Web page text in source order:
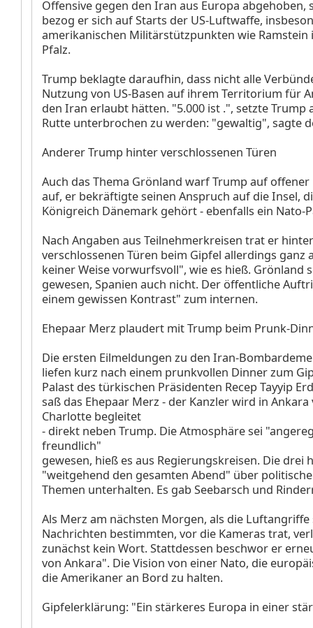
Offensive gegen den Iran aus Europa abgehoben,
bezog er sich auf Starts der US-Luftwaffe,
amerikanischen Militärstützpunkten wie Ramstein
Pfalz.
Trump beklagte daraufhin, dass nicht alle
Nutzung von US-Basen auf ihrem Territorium für
den Iran erlaubt hätten. "5.000 ist .", setzte Trump
Rutte unterbrochen zu werden: "gewaltig", sagte
Anderer Trump hinter verschlossenen Türen
Auch das Thema Grönland warf Trump auf
auf, er bekräftigte seinen Anspruch auf die Insel,
Königreich Dänemark gehört - ebenfalls ein Nato-
Nach Angaben aus Teilnehmerkreisen trat er hinter
verschlossenen Türen beim Gipfel allerdings ganz
keiner Weise vorwurfsvoll", wie es hieß. Grönland
gewesen, Spanien auch nicht. Der öffentliche
einem gewissen Kontrast" zum internen.
Ehepaar Merz plaudert mit Trump beim Prunk-
Die ersten Eilmeldungen zu den Iran-
liefen kurz nach einem prunkvollen Dinner zum
Palast des türkischen Präsidenten Recep Tayyip
saß das Ehepaar Merz - der Kanzler wird in Ankara
Charlotte begleitet
- direkt neben Trump. Die Atmosphäre sei
freundlich"
gewesen, hieß es aus Regierungskreisen. Die drei
"weitgehend den gesamten Abend" über
Themen unterhalten. Es gab Seebarsch und
Als Merz am nächsten Morgen, als die Luftangriffe
Nachrichten bestimmten, vor die Kameras trat,
zunächst kein Wort. Stattdessen beschwor er
von Ankara". Die Vision von einer Nato, die
die Amerikaner an Bord zu halten.
Gipfelerklärung: "Ein stärkeres Europa in einer